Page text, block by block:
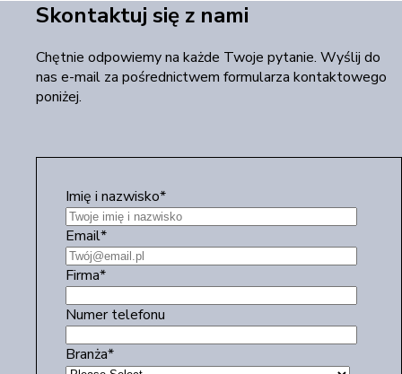
Skontaktuj się z nami
Chętnie odpowiemy na każde Twoje pytanie. Wyślij do
nas e-mail za pośrednictwem formularza kontaktowego
poniżej.
Imię i nazwisko*
Email*
Firma*
Numer telefonu
Branża*